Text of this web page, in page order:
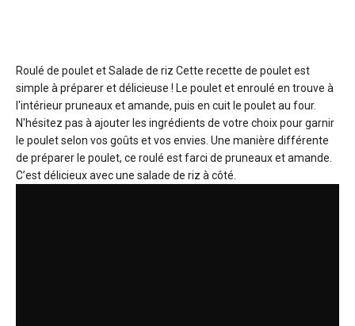
Roulé de poulet et Salade de riz Cette recette de poulet est
simple à préparer et délicieuse ! Le poulet et enroulé en trouve à
l'intérieur pruneaux et amande, puis en cuit le poulet au four.
N'hésitez pas à ajouter les ingrédients de votre choix pour garnir
le poulet selon vos goûts et vos envies. Une manière différente
de préparer le poulet, ce roulé est farci de pruneaux et amande.
C’est délicieux avec une salade de riz à côté.